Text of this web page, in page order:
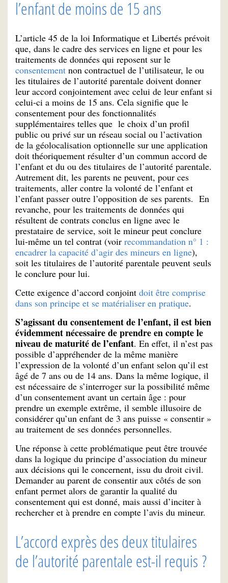
l’enfant de moins de 15 ans
L’article 45 de la loi Informatique et Libertés prévoit
que, dans le cadre des services en ligne et pour les
traitements de données qui reposent sur le
consentement non contractuel de l’utilisateur, le ou
les titulaires de l’autorité parentale doivent donner
leur accord conjointement avec celui de leur enfant si
celui-ci a moins de 15 ans. Cela signifie que le
consentement pour des fonctionnalités
supplémentaires telles que le choix d’un profil
public ou privé sur un réseau social ou l’activation
de la géolocalisation optionnelle sur une application
doit théoriquement résulter d’un commun accord de
l’enfant et du ou des titulaires de l’autorité parentale.
Autrement dit, les parents ne peuvent, pour ces
traitements, aller contre la volonté de l’enfant et
l’enfant passer outre l’opposition de ses parents. En
revanche, pour les traitements de données qui
résultent de contrats conclus en ligne avec le
prestataire de service, soit le mineur peut conclure
lui-même un tel contrat (voir recommandation n° 1 :
encadrer la capacité d’agir des mineurs en ligne),
soit les titulaires de l’autorité parentale peuvent seuls
le conclure pour lui.
Cette exigence d’accord conjoint doit être comprise
dans son principe et se matérialiser en pratique.
S’agissant du consentement de l’enfant, il est bien
évidemment nécessaire de prendre en compte le
niveau de maturité de l’enfant. En effet, il n’est pas
possible d’appréhender de la même manière
l’expression de la volonté d’un enfant selon qu’il est
âgé de 7 ans ou de 14 ans. Dans la même logique, il
est nécessaire de s’interroger sur la possibilité même
d’un consentement avant un certain âge : pour
prendre un exemple extrême, il semble illusoire de
considérer qu’un enfant de 3 ans puisse « consentir »
au traitement de ses données personnelles.
Une réponse à cette problématique peut être trouvée
dans la logique du principe d’association du mineur
aux décisions qui le concernent, issu du droit civil.
Demander au parent de consentir aux côtés de son
enfant permet alors de garantir la qualité du
consentement qui est donné, mais aussi d’inciter à
rechercher et à prendre en compte l’avis du mineur.
L’accord exprès des deux titulaires
de l’autorité parentale est-il requis ?